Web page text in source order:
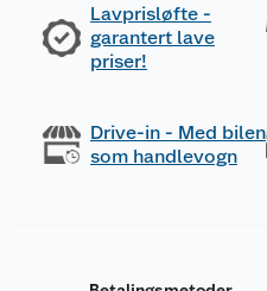
Lavprisløfte -
garantert lave
priser!
Drive-in - Med bilen
som handlevogn